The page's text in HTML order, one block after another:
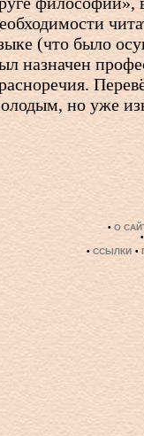
(что было
назначен
но уже